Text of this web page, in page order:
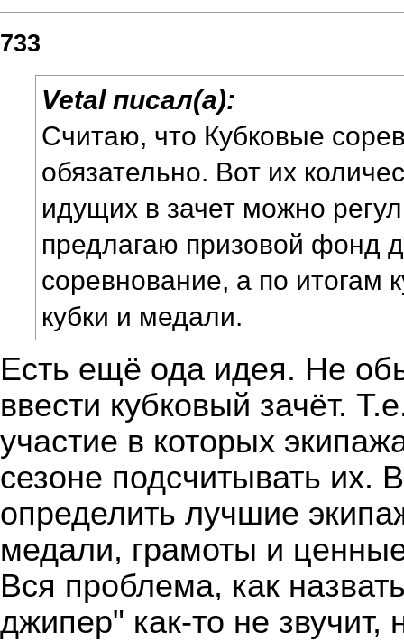
733
Vetal писал(а):
Считаю, что Кубковые
обязательно. Вот их
идущих в зачет можно
предлагаю призовой фонд
соревнование, а по итогам
кубки и медали.
Есть ещё ода идея. Не
ввести кубковый зачёт.
участие в которых
сезоне подсчитывать их.
определить лучшие
медали, грамоты и
Вся проблема, как
джипер" как-то не